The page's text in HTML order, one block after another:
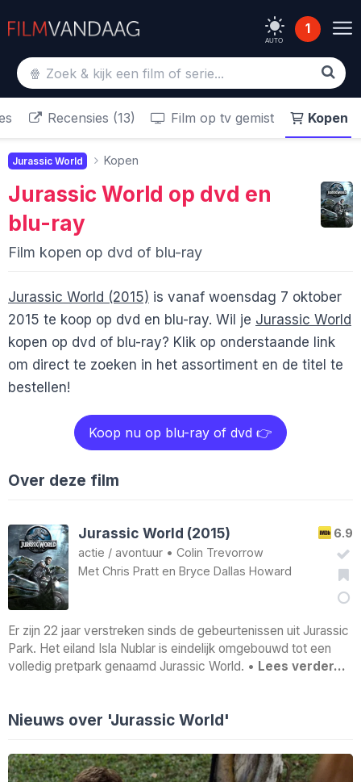
AUTO
1
Recensies (13) Film op tv gemist Kopen
Jurassic World Kopen
Jurassic World op dvd en
blu-ray
Film kopen op dvd of blu-ray
Jurassic World (2015) is vanaf woensdag 7 oktober
2015 te koop op dvd en blu-ray. Wil je Jurassic World
kopen op dvd of blu-ray? Klik op onderstaande link
om direct te zoeken in het assortiment en de titel te
bestellen!
Koop nu op blu-ray of dvd 👉
Over deze film
6.9
Jurassic World (2015)
actie / avontuur • Colin Trevorrow
Met Chris Pratt en Bryce Dallas Howard
Er zijn 22 jaar verstreken sinds de gebeurtenissen uit Jurassic
Park. Het eiland Isla Nublar is eindelijk omgebouwd tot een
volledig pretpark genaamd Jurassic World. • Lees verder…
Nieuws over 'Jurassic World'